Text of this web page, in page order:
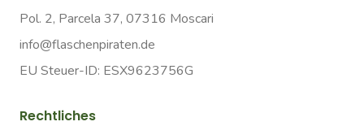
Pol. 2, Parcela 37, 07316 Moscari
info@flaschenpiraten.de
EU Steuer-ID: ESX9623756G
Rechtliches